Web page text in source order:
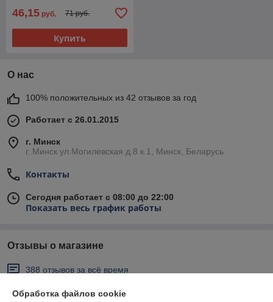
46,15 руб. 71 руб.
Купить
О нас
100% положительных из 42 отзывов за год
Работает с 26.01.2015
г. Минск
г..Минск ул.Могилевская д.8 к.1, Минск, Беларусь
Контакты
Сегодня работает с 08:00 до 22:00
Показать весь график работы
Отзывы о магазине
388 отзывов за всё время
Покупатель
Обработка файлов cookie